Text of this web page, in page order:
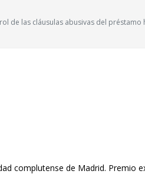
de las cláusulas abusivas del
complutense de Madrid.